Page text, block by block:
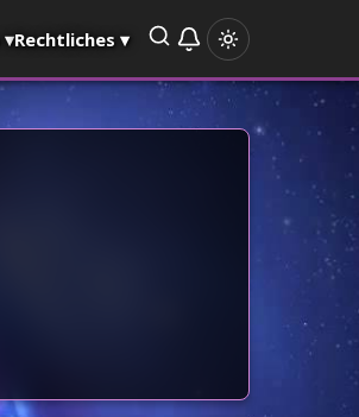
▾Rechtliches ▾